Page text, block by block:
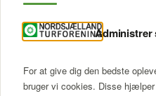
Administrer
For at give dig den bedste
bruger vi cookies. Disse
Mit
Ofte